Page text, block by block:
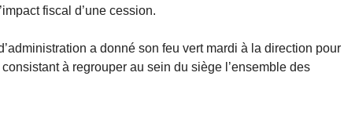
fiscal d’une cession.
a donné son feu vert mardi à la direction pour
à regrouper au sein du siège l’ensemble des